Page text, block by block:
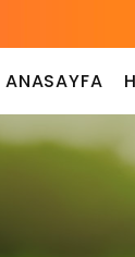
ANASAYFA